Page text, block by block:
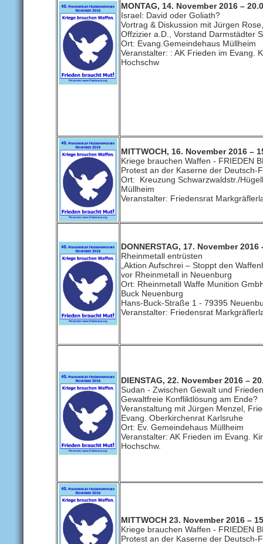
MONTAG, 14. November 2016 –
Israel: David oder Goliath?
Vortrag & Diskussion mit Jürgen
Offzizier a.D., Vorstand Darmstädter
Ort: Evang.Gemeindehaus Müllheim
Veranstalter: : AK Frieden im Evang.
Hochschw
MITTWOCH, 16. November 2016 –
Kriege brauchen Waffen - FRIEDEN
Protest an der Kaserne der Deutsch-
Ort: Kreuzung Schwarzwaldstr./
Müllheim
Veranstalter: Friedensrat
DONNERSTAG, 17. November 2016
Rheinmetall entrüsten
„Aktion Aufschrei – Stoppt den
vor Rheinmetall in Neuenburg
Ort: Rheinmetall Waffe Munition
Buck Neuenburg
Hans-Buck-Straße 1 - 79395
Veranstalter: Friedensrat
DIENSTAG, 22. November 2016 –
Sudan - Zwischen Gewalt und
Gewaltfreie Konfliktlösung am Ende?
Veranstaltung mit Jürgen Menzel,
Evang. Oberkirchenrat Karlsruhe
Ort: Ev. Gemeindehaus Müllheim
Veranstalter: AK Frieden im Evang.
Hochschw.
MITTWOCH 23. November 2016 –
Kriege brauchen Waffen - FRIEDEN
Protest an der Kaserne der Deutsch-